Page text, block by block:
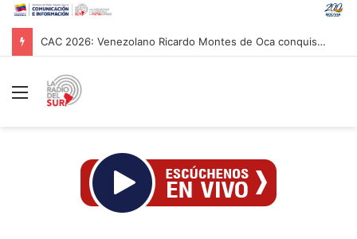
CAC 2026: Venezolano Ricardo Montes de Oca conquista Oro en salto con pértiga
Menú